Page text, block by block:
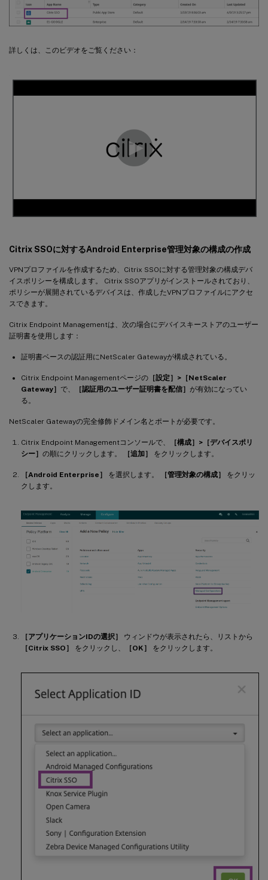
詳しくは、このビデオをご覧ください：
Citrix SSOに対するAndroid Enterprise管理対象の構成の作成
VPNプロファイルを作成するため、Citrix SSOに対する管理対象の構成デバ
イスポリシーを構成します。 Citrix SSOアプリがインストールされており、
ポリシーが展開されているデバイスは、作成したVPNプロファイルにアクセ
スできます。
Citrix Endpoint Managementは、次の場合にデバイスキーストアのユーザー
証明書を使用します：
証明書ベースの認証用にNetScaler Gatewayが構成されている。
Citrix Endpoint Managementページの ［設定］>［NetScaler
Gateway］ で、 ［認証用のユーザー証明書を配信］ が有効になってい
る。
NetScaler Gatewayの完全修飾ドメイン名とポートが必要です。
Citrix Endpoint Managementコンソールで、
［構成］>［デバイスポリ
シー］ の順にクリックします。 ［追加］ をクリックします。
［Android Enterprise］ を選択します。 ［管理対象の構成］
をクリッ
クします。
［アプリケーションIDの選択］
ウィンドウが表示されたら、リストから
［Citrix SSO］
をクリックし、 ［OK］ をクリックします。